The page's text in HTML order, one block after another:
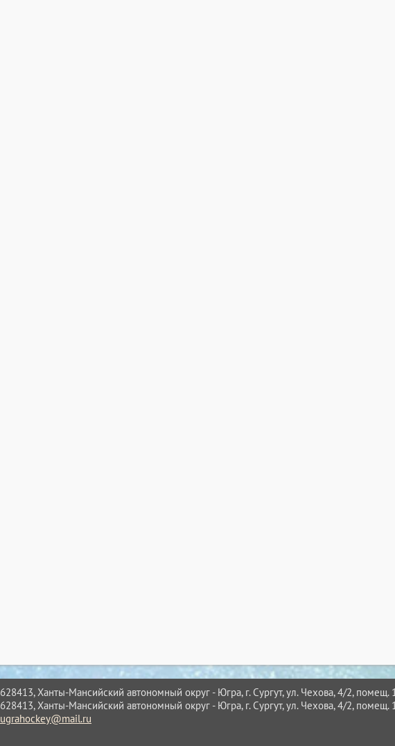
628413, Ханты-Мансийский автономный округ - Югра, г. Сургут, ул. Чехова, 4/2, помещ. 1
628413, Ханты-Мансийский автономный округ - Югра, г. Сургут, ул. Чехова, 4/2, помещ. 1
ugrahockey@mail.ru